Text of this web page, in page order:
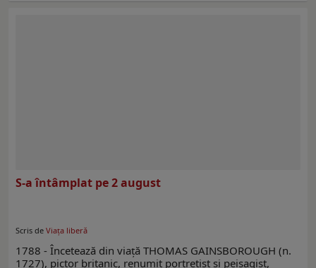
S-a întâmplat pe 2 august
Scris de Viaţa liberă
1788 - Încetează din viaţă THOMAS GAINSBOROUGH (n.
1727), pictor britanic, renumit portretist şi peisagist,